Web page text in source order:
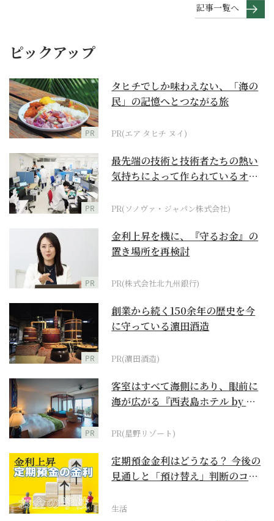
記事一覧へ
ピックアップ
PR
タヒチでしか味わえない、「海の
民」の記憶へとつながる旅
PR(エア タヒチ ヌイ)
PR
最先端の技術と技術者たちの熱い
気持ちによって作られているオー
PR(ソノヴァ・ジャパン株式会社)
PR
金利上昇を機に、『守るお金』の
置き場所を再検討
PR(株式会社北九州銀行)
PR
創業から続く150余年の歴史を今
に守っている濵田酒造
PR(濵田酒造)
PR
客室はすべて海側にあり、眼前に
海が広がる『西表島ホテル by 星
PR(星野リゾート)
定期預金金利はどうなる？ 今後の
見通しと「預け替え」判断のコツ
生活